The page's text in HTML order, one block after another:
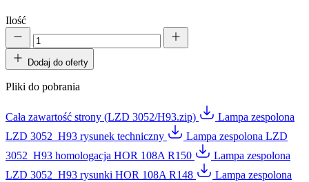
Ilość
Dodaj do oferty
Pliki do pobrania
Cała zawartość strony (LZD 3052/H93.zip)
Lampa zespolona
LZD 3052_H93 rysunek techniczny
Lampa zespolona LZD
3052_H93 homologacja HOR 108A R150
Lampa zespolona
LZD 3052_H93 rysunki HOR 108A R148
Lampa zespolona